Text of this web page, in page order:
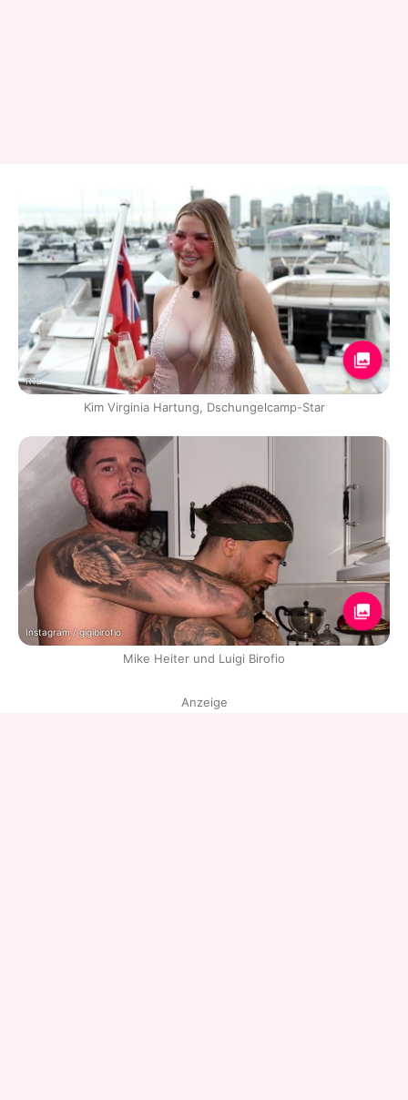
RTL
Kim Virginia Hartung, Dschungelcamp-Star
Instagram / gigibirofio
Mike Heiter und Luigi Birofio
Anzeige